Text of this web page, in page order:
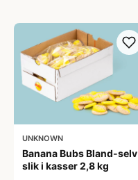
UNKNOWN
Banana Bubs Bland-selv
slik i kasser 2,8 kg